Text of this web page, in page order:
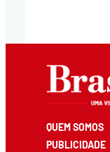
QUEM SOMOS
PUBLICIDADE